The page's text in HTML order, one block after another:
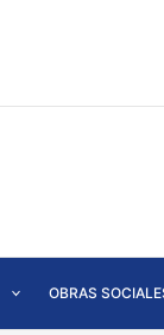
OBRAS